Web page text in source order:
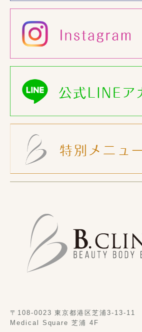
〒108-0023 東京都港区芝浦3-13-11
Medical Square 芝浦 4F